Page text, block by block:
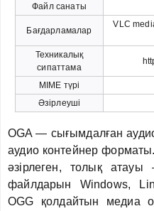
Файл санаты
Бағдарламалар
VLC
Техникалық
сипаттама
MIME түрі
Әзірлеуші
OGA — сығымдалған
аудио контейнер
әзірлеген, толық
файлдарын Windows,
OGG қолдайтын медиа